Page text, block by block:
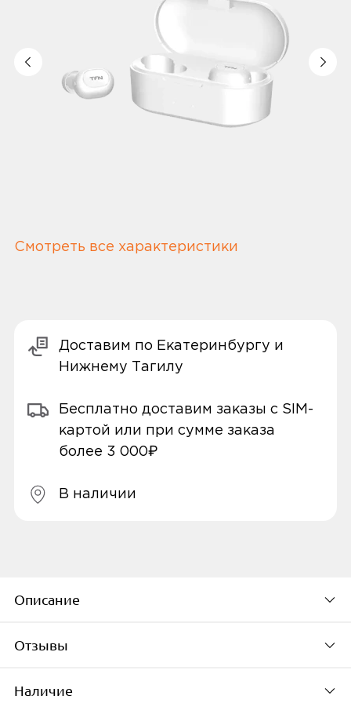
Смотреть все характеристики
Доставим по Екатеринбургу и
Нижнему Тагилу
Бесплатно доставим заказы с SIM-
картой или при сумме заказа
более 3 000₽
В наличии
Описание
Технические характеристики
Тип наушников
Отзывы
Наличие